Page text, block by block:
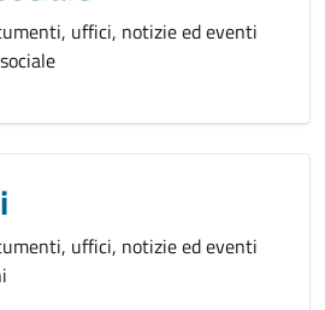
uffici, notizie ed eventi
uffici, notizie ed eventi